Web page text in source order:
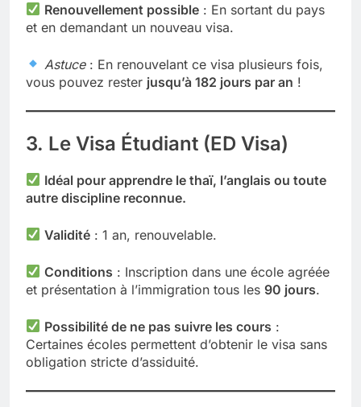
Renouvellement possible : En sortant du pays
et en demandant un nouveau visa.
Astuce: En renouvelant ce visa plusieurs fois,
vous pouvez rester jusqu’à 182 jours par an !
3. Le Visa Étudiant (ED Visa)
Idéal pour apprendre le thaï, l’anglais ou toute
autre discipline reconnue.
Validité : 1 an, renouvelable.
Conditions : Inscription dans une école agréée
et présentation à l’immigration tous les 90 jours.
Possibilité de ne pas suivre les cours :
Certaines écoles permettent d’obtenir le visa sans
obligation stricte d’assiduité.